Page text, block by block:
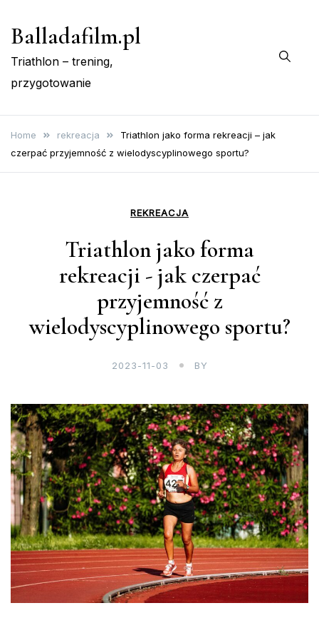
Balladafilm.pl
Triathlon – trening,
przygotowanie
Home rekreacja
Triathlon jako forma rekreacji – jak
czerpać przyjemność z wielodyscyplinowego sportu?
REKREACJA
Triathlon jako forma
rekreacji - jak czerpać
przyjemność z
wielodyscyplinowego sportu?
2023-11-03 BY